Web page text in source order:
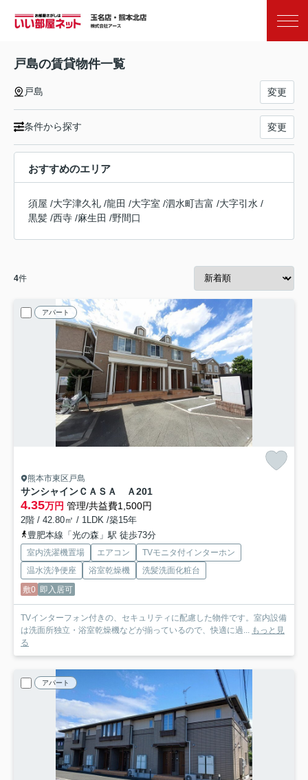
戸島の賃貸物件一覧
戸島 変更
条件から探す 変更
おすすめのエリア
須屋 /大字津久礼 /龍田 /大字室 /泗水町吉富 /大字引水 /
黒髪 /西寺 /麻生田 /野間口
4件
アパート
熊本市東区戸島
サンシャインＣＡＳＡ Ａ201
4.35万円 管理/共益費1,500円
2階 / 42.80㎡ / 1LDK /築15年
豊肥本線「光の森」駅 徒歩73分
室内洗濯機置場 エアコン
TVモニタ付インターホン
温水洗浄便座
浴室乾燥機
洗髪洗面化粧台
敷0 即入居可
TVインターフォン付きの、セキュリティに配慮した物件です。室内設備
は洗面所独立・浴室乾燥機などが揃っているので、快適に過...
もっと見
る
アパート